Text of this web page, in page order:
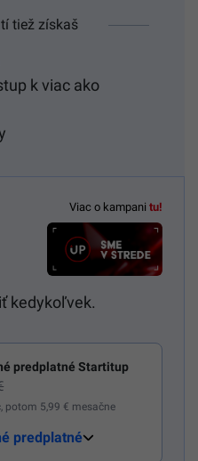
tiež získaš
k viac ako
Viac o kampani tu!
kedykoľvek.
predplatné Startitup
potom 5,99 € mesačne
predplatné